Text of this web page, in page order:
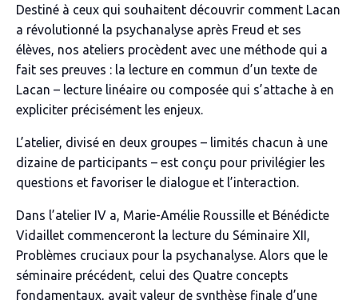
Destiné à ceux qui souhaitent découvrir comment Lacan
a révolutionné la psychanalyse après Freud et ses
élèves, nos ateliers procèdent avec une méthode qui a
fait ses preuves : la lecture en commun d’un texte de
Lacan – lecture linéaire ou composée qui s’attache à en
expliciter précisément les enjeux.
L’atelier, divisé en deux groupes – limités chacun à une
dizaine de participants – est conçu pour privilégier les
questions et favoriser le dialogue et l’interaction.
Dans l’atelier IV a, Marie-Amélie Roussille et Bénédicte
Vidaillet commenceront la lecture du Séminaire XII,
Problèmes cruciaux pour la psychanalyse. Alors que le
séminaire précédent, celui des Quatre concepts
fondamentaux, avait valeur de synthèse finale d’une